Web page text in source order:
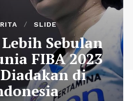
SLIDE
Sebulan
FIBA 2023
di